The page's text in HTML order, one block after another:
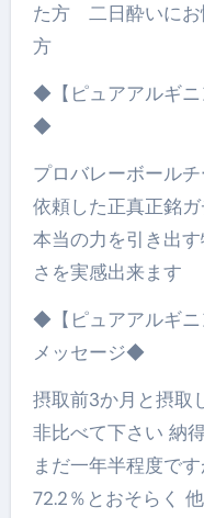
た方 二日酔いに
方
◆【ピュアアルギニ
◆
プロバレーボール
依頼した正真正銘
本当の力を引き出
さを実感出来ます
◆【ピュアアルギ
メッセージ◆
摂取前3か月と摂取
非比べて下さい 納
まだ一年半程度で
72.2％とおそらく